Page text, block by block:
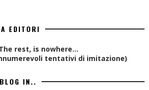
EDITORI
rest, is nowhere...
tentativi di imitazione)
IN..